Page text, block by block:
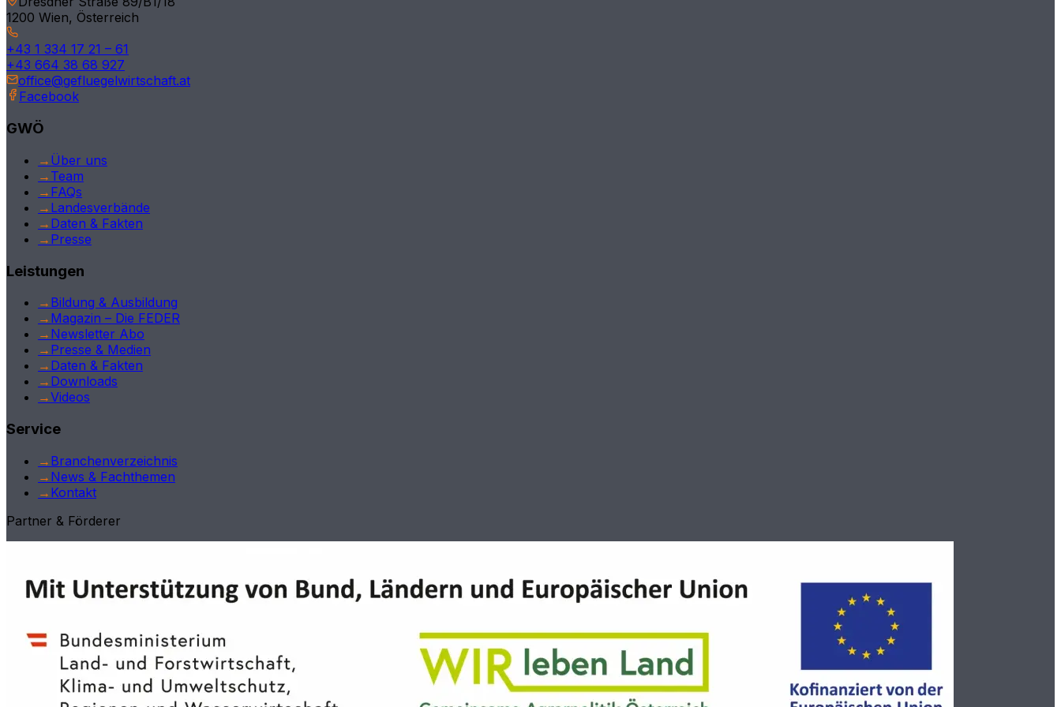
Tirol
Kärnten
Vorarlberg
Burgenland
International
1200 Wien, Österreich
+43 1 334 17 21 – 61
+43 664 38 68 927
office@gefluegelwirtschaft.at
Facebook
GWÖ
→ Über uns
→ Team
→ FAQs
→ Landesverbände
→ Daten & Fakten
→ Presse
Leistungen
→ Bildung & Ausbildung
→ Magazin – Die FEDER
→ Newsletter Abo
→ Presse & Medien
→ Daten & Fakten
→ Downloads
→Videos
Service
→ Branchenverzeichnis
→ News & Fachthemen
→ Kontakt
Partner & Förderer